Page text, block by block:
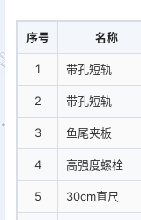
序号 名称
1 带孔短轨
2 带孔短轨
3 鱼尾夹板
4 高强度螺栓
5 30cm直尺